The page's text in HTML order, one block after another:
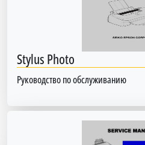
Stylus Photo
Руководство по обслуживанию